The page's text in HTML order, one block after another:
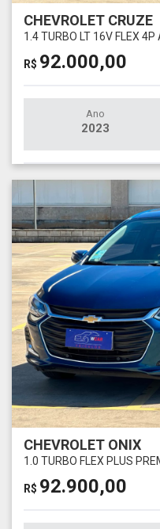
CHEVROLET CRUZE
1.4 TURBO LT 16V FLEX
R$ 92.000,00
Ano
2023
CHEVROLET ONIX
1.0 TURBO FLEX PLUS
R$ 92.900,00